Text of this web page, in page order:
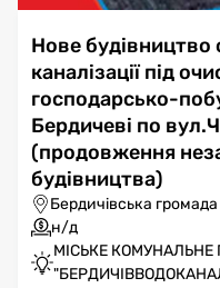
Нове будівництво
каналізації під
господарсько-
Бердичеві по
(продовження
будівництва)
Бердичівська громада
н/д
МІСЬКЕ